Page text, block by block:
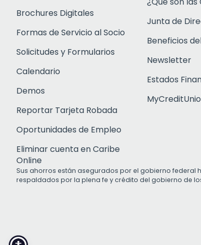
Brochures Digitales
Formas de Servicio al Socio
Solicitudes y Formularios
Calendario
Demos
Reportar Tarjeta Robada
Oportunidades de Empleo
Eliminar cuenta en Caribe
Online
Junta de
Beneficios
Newsletter
Estados
Sus ahorros están asegurados por el gobierno federal
respaldados por la plena fe y crédito del gobierno de